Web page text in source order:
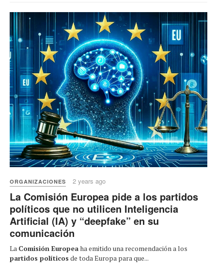
ORGANIZACIONES 2 years ago
La Comisión Europea pide a los partidos
políticos que no utilicen Inteligencia
Artificial (IA) y “deepfake” en su
comunicación
La Comisión Europeaha emitido una recomendación a los
partidos políticos de toda Europa para que...